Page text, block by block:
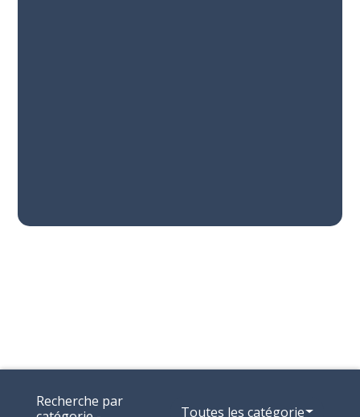
Recherche par
Toutes les catégories